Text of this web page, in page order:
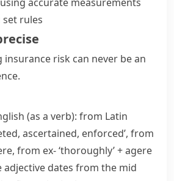
rules
insurance risk can never be an
(as a verb): from Latin
ascertained, enforced’, from
, from ex-‘thoroughly’ +agere
adjective dates from the mid